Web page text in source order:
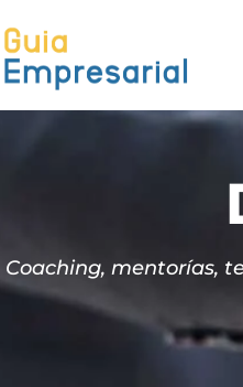
Coaching, mentorías,